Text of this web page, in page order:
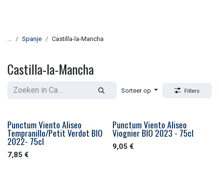
... Spanje Castilla-la-Mancha
Castilla-la-Mancha
Sorteer op Filters
Punctum Viento Aliseo
Tempranillo/Petit Verdot BIO
2022- 75cl
7,85 €
Punctum Viento Aliseo
Viognier BIO 2023 - 75cl
9,05 €